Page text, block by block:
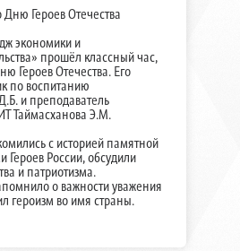
Героев Отечества
экономики и
прошёл классный час,
Героев Отечества. Его
по воспитанию
и преподаватель
Таймасханова Э.М.
с историей памятной
Героев России, обсудили
и патриотизма.
о важности уважения
героизм во имя страны.